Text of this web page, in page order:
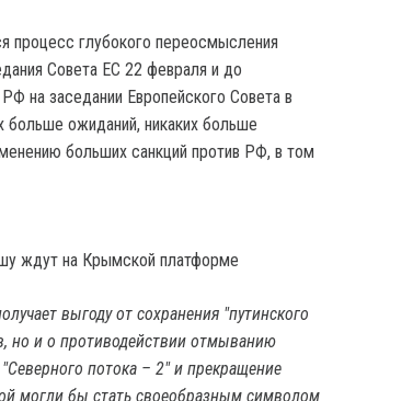
процесс глубокого переосмысления
Совета ЕС 22 февраля и до
на заседании Европейского Совета в
больше ожиданий, никаких больше
больших санкций против РФ, в том
ждут на Крымской платформе
выгоду от сохранения "путинского
но и о противодействии отмыванию
потока – 2" и прекращение
могли бы стать своеобразным символом